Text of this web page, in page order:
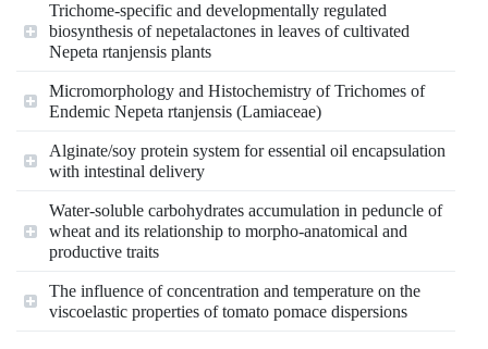
Trichome-specific and developmentally regulated
biosynthesis of nepetalactones in leaves of cultivated
Nepeta rtanjensis plants
Micromorphology and Histochemistry of Trichomes of
Endemic Nepeta rtanjensis (Lamiaceae)
Alginate/soy protein system for essential oil encapsulation
with intestinal delivery
Water-soluble carbohydrates accumulation in peduncle of
wheat and its relationship to morpho-anatomical and
productive traits
The influence of concentration and temperature on the
viscoelastic properties of tomato pomace dispersions